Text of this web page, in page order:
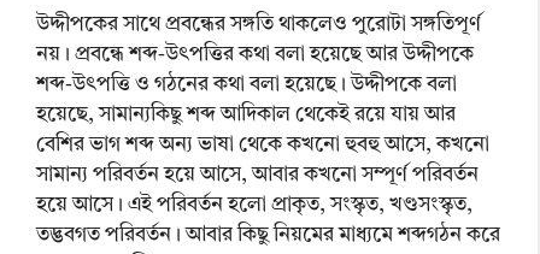
উদ্দীপকের সাথে প্রবন্ধের সঙ্গতি থাকলেও পুরোটা সঙ্গতিপূর্ণ
নয়। প্রবন্ধে শব্দ-উৎপত্তির কথা বলা হয়েছে আর উদ্দীপকে
শব্দ-উৎপত্তি ও গঠনের কথা বলা হয়েছে। উদ্দীপকে বলা
হয়েছে, সামান্যকিছু শব্দ আদিকাল থেকেই রয়ে যায় আর
বেশির ভাগ শব্দ অন্য ভাষা থেকে কখনো হুবহু আসে, কখনো
সামান্য পরিবর্তন হয়ে আসে, আবার কখনো সম্পূর্ণ পরিবর্তন
হয়ে আসে। এই পরিবর্তন হলো প্রাকৃত, সংস্কৃত, খণ্ডসংস্কৃত,
তদ্ভবগত পরিবর্তন। আবার কিছু নিয়মের মাধ্যমে শব্দগঠন করে